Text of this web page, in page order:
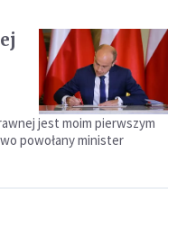
jest moim pierwszym
powołany minister